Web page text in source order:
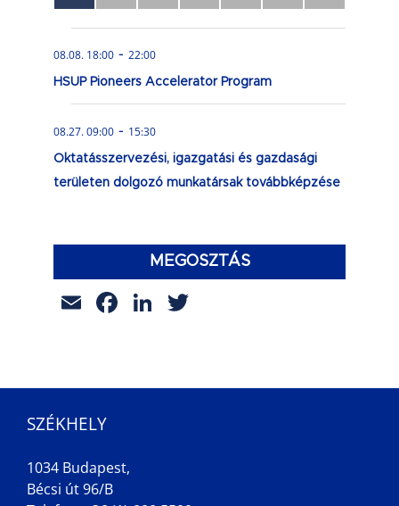
esemény,esemény,esemény,esemény,esemény,esemény,esemény,
08.08. 18:00 - 22:00
HSUP Pioneers Accelerator Program
08.27. 09:00 - 15:30
Oktatásszervezési, igazgatási és gazdasági
területen dolgozó munkatársak továbbképzése
MEGOSZTÁS
EmailFacebook
LinkedIn
SZÉKHELY
1034 Budapest,
Bécsi út 96/B